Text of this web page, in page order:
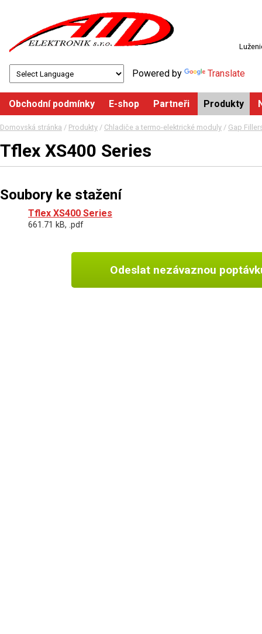
Powered by Translate
Obchodní podmínky E-shop Partneři Produkty
Domovská stránka / Produkty / Chladiče a termo-elektrické moduly / Gap
Tflex XS400 Series
Soubory ke stažení
Tflex XS400 Series
661.71 kB, .pdf
Odeslat nezávaznou